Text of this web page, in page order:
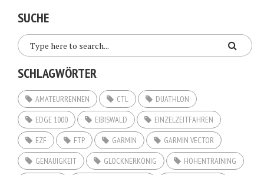
SUCHE
SCHLAGWÖRTER
AMATEURRENNEN CTL
DUATHLON
EDGE 1000
EIBISWALD
EINZELZEITFAHREN
EZF
FTP GARMIN
GARMIN VECTOR
GENAUIGKEIT
GLOCKNERKÖNIG
HÖHENTRAINING